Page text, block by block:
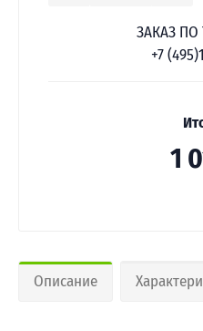
ЗАКАЗ
+7
1
Описание